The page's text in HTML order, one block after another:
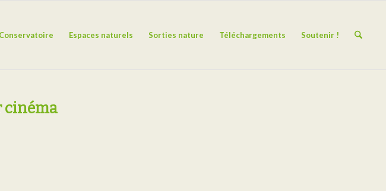
Conservatoire Espaces naturels Sorties nature Téléchargements Soutenir !
cinéma